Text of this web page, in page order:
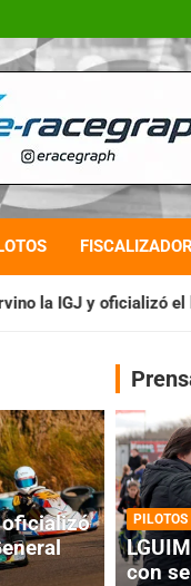
a Asamblea
oficializó
PILOTOS
con